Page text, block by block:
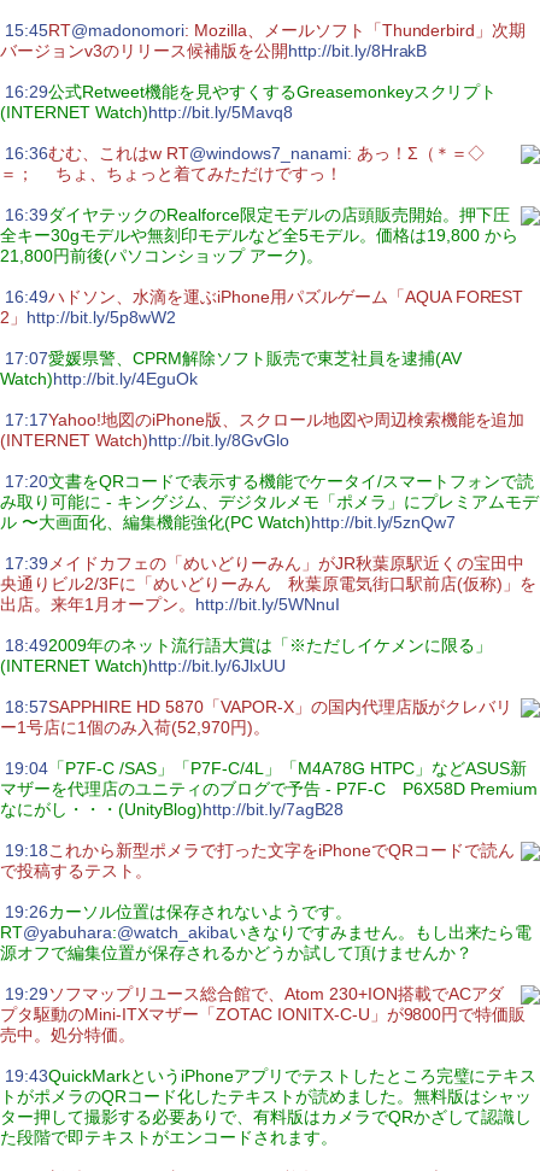
15:45RT@madonomori: Mozilla、メールソフト「Thunderbird」次期
バージョンv3のリリース候補版を公開http://bit.ly/8HrakB
16:29公式Retweet機能を見やすくするGreasemonkeyスクリプト
(INTERNET Watch)http://bit.ly/5Mavq8
16:36むむ、これはw RT@windows7_nanami: あっ！Σ（＊＝◇
＝；ゞ ちょ、ちょっと着てみただけですっ！
16:39ダイヤテックのRealforce限定モデルの店頭販売開始。押下圧
全キー30gモデルや無刻印モデルなど全5モデル。価格は19,800 から
21,800円前後(パソコンショップ アーク)。
16:49ハドソン、水滴を運ぶiPhone用パズルゲーム「AQUA FOREST
2」 http://bit.ly/5p8wW2
17:07愛媛県警、CPRM解除ソフト販売で東芝社員を逮捕(AV
Watch)http://bit.ly/4EguOk
17:17Yahoo!地図のiPhone版、スクロール地図や周辺検索機能を追加
(INTERNET Watch)http://bit.ly/8GvGlo
17:20文書をQRコードで表示する機能でケータイ/スマートフォンで読
み取り可能に - キングジム、デジタルメモ「ポメラ」にプレミアムモデ
ル 〜大画面化、編集機能強化(PC Watch)http://bit.ly/5znQw7
17:39 メイドカフェの「めいどりーみん」がJR秋葉原駅近くの宝田中
央通りビル2/3Fに「めいどりーみん 秋葉原電気街口駅前店(仮称)」を
出店。来年1月オープン。 http://bit.ly/5WNnuI
18:492009年のネット流行語大賞は「※ただしイケメンに限る」
(INTERNET Watch)http://bit.ly/6JlxUU
18:57SAPPHIRE HD 5870「VAPOR-X」の国内代理店版がクレバリ
ー1号店に1個のみ入荷(52,970円)。
19:04「P7F-C /SAS」「P7F-C/4L」「M4A78G HTPC」などASUS新
マザーを代理店のユニティのブログで予告 - P7F-C P6X58D Premium
なにがし・・・(UnityBlog)http://bit.ly/7agB28
19:18これから新型ポメラで打った文字をiPhoneでQRコードで読ん
で投稿するテスト。
19:26カーソル位置は保存されないようです。
RT@yabuhara:@watch_akibaいきなりですみません。もし出来たら電
源オフで編集位置が保存されるかどうか試して頂けませんか？
19:29ソフマップリユース総合館で、Atom 230+ION搭載でACアダ
プタ駆動のMini-ITXマザー「ZOTAC IONITX-C-U」が9800円で特価販
売中。処分特価。
19:43QuickMarkというiPhoneアプリでテストしたところ完璧にテキス
トがポメラのQRコード化したテキストが読めました。無料版はシャッ
ター押して撮影する必要ありで、有料版はカメラでQRかざして認識し
た段階で即テキストがエンコードされます。